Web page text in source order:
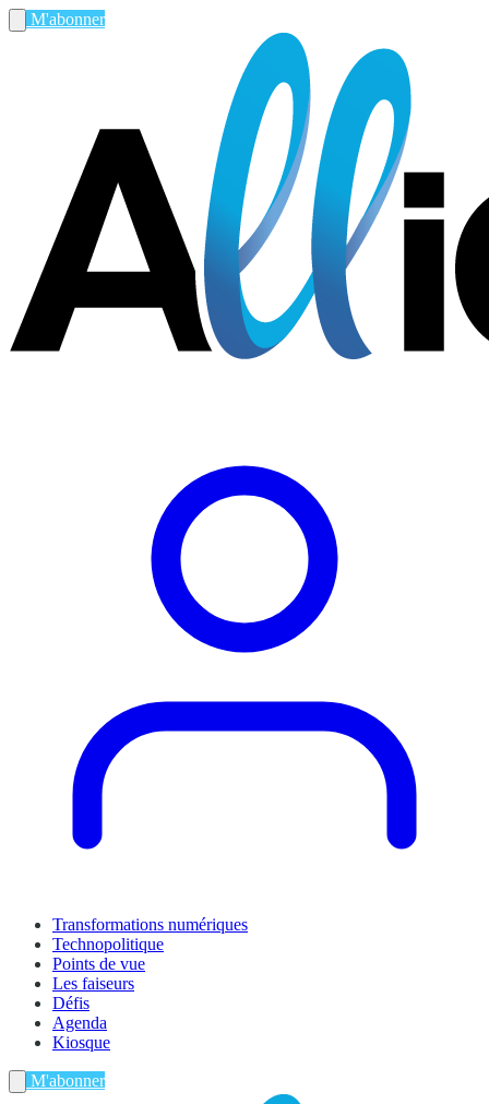
M'abonner
Transformations numériques
Technopolitique
Points de vue
Les faiseurs
Défis
Agenda
Kiosque
M'abonner